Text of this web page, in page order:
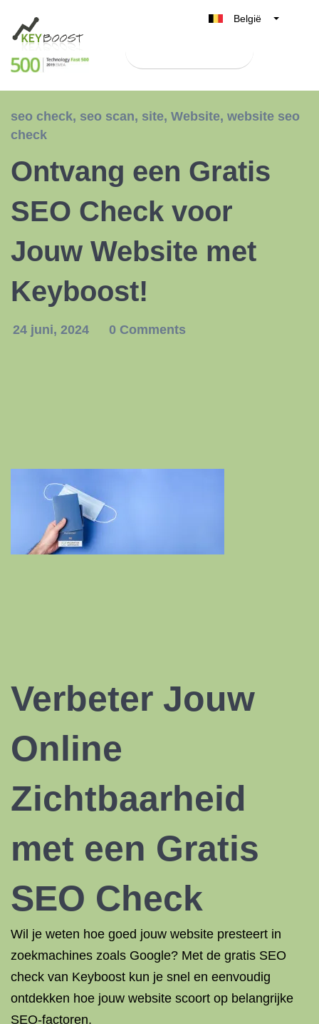
België
Nederland
Italia
seo check, seo scan, site, Website, website seo
check
Ontvang een Gratis
SEO Check voor
Jouw Website met
Keyboost!
24 juni, 2024 0 Comments
Verbeter Jouw
Online
Zichtbaarheid
met een Gratis
SEO Check
Wil je weten hoe goed jouw website presteert in
zoekmachines zoals Google? Met de gratis SEO
check van Keyboost kun je snel en eenvoudig
ontdekken hoe jouw website scoort op belangrijke
SEO-factoren.